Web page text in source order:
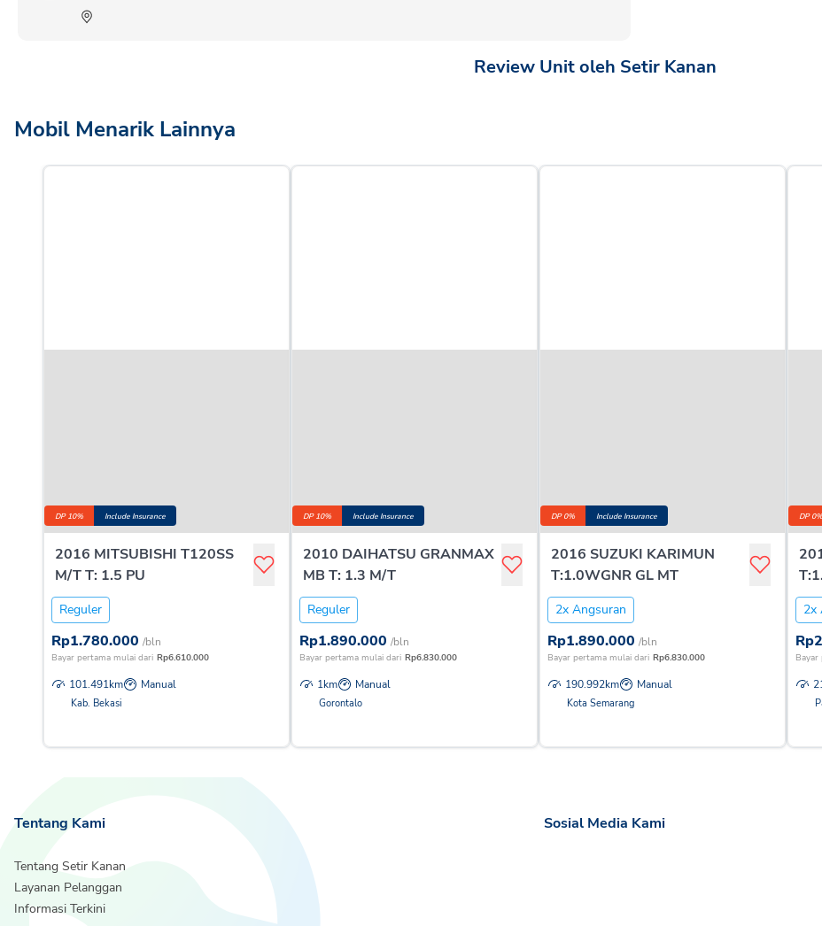
Review Unit oleh Setir Kanan
Mobil Menarik Lainnya
DP 10% Include Insurance
2016 MITSUBISHI T120SS
M/T T: 1.5 PU
Reguler
Rp1.780.000 /bln
Bayar pertama mulai dari Rp6.610.000
101.491km Manual
Kab. Bekasi
DP 10% Include Insurance
2010 DAIHATSU GRANMAX
MB T: 1.3 M/T
Reguler
Rp1.890.000 /bln
Bayar pertama mulai dari Rp6.830.000
1km Manual
Gorontalo
DP 0% Include Insurance
2016 SUZUKI KARIMUN
T:1.0WGNR GL MT
2x Angsuran
Rp1.890.000 /bln
Bayar pertama mulai dari Rp6.830.000
190.992km Manual
Kota Semarang
DP 0%
2x
Rp
Tentang Kami
Tentang Setir Kanan
Layanan Pelanggan
Informasi Terkini
Sosial Media Kami